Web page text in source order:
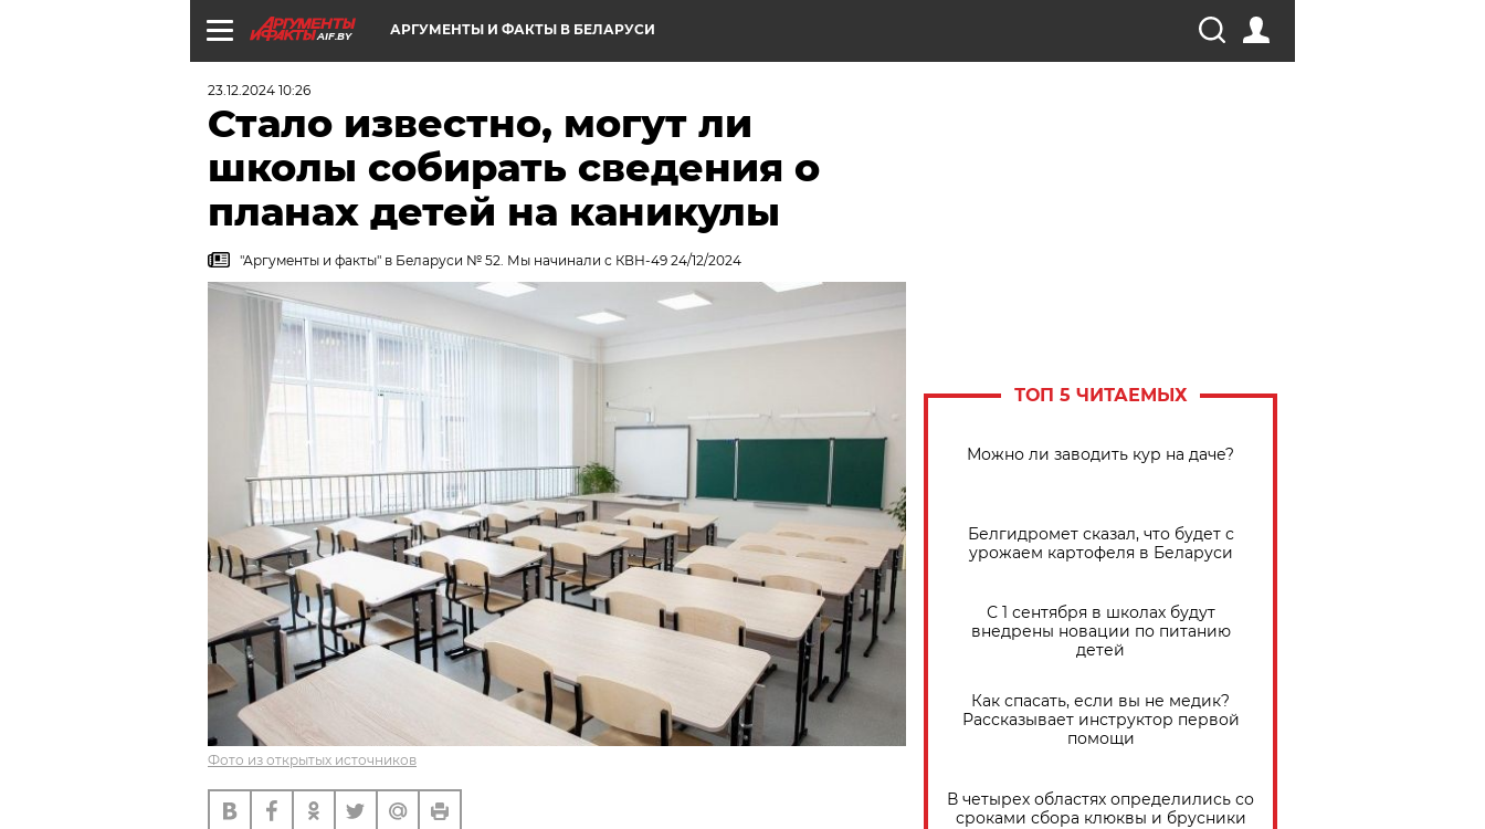
AIF.BY АРГУМЕНТЫ И ФАКТЫ В БЕЛАРУСИ
23.12.2024 10:26
Стало известно, могут ли
школы собирать сведения о
планах детей на каникулы
"Аргументы и факты" в Беларуси № 52. Мы начинали с КВН-49 24/12/2024
Фото из открытых источников
ТОП 5 ЧИТАЕМЫХ
Можно ли заводить кур на даче?
Белгидромет сказал, что будет с
урожаем картофеля в Беларуси
С 1 сентября в школах будут
внедрены новации по питанию
детей
Как спасать, если вы не медик?
Рассказывает инструктор первой
помощи
В четырех областях определились со
сроками сбора клюквы и брусники